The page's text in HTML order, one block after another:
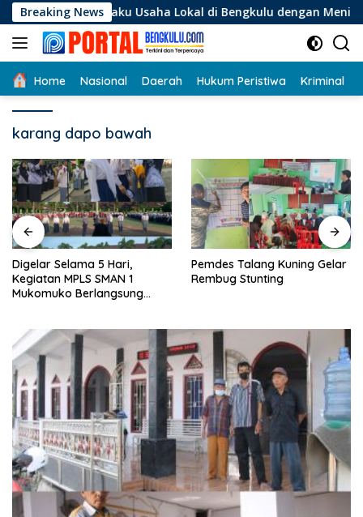
Langsung
ke
konten
Breaking News
Usaha Lokal di Bengkulu dengan Meningkatkan
Home Nasional Daerah Hukum Peristiwa Kriminal
karang dapo bawah
Digelar Selama 5 Hari,
Kegiatan MPLS SMAN 1
Mukomuko Berlangsung
Pemdes Talang Kuning Gelar
Rembug Stunting